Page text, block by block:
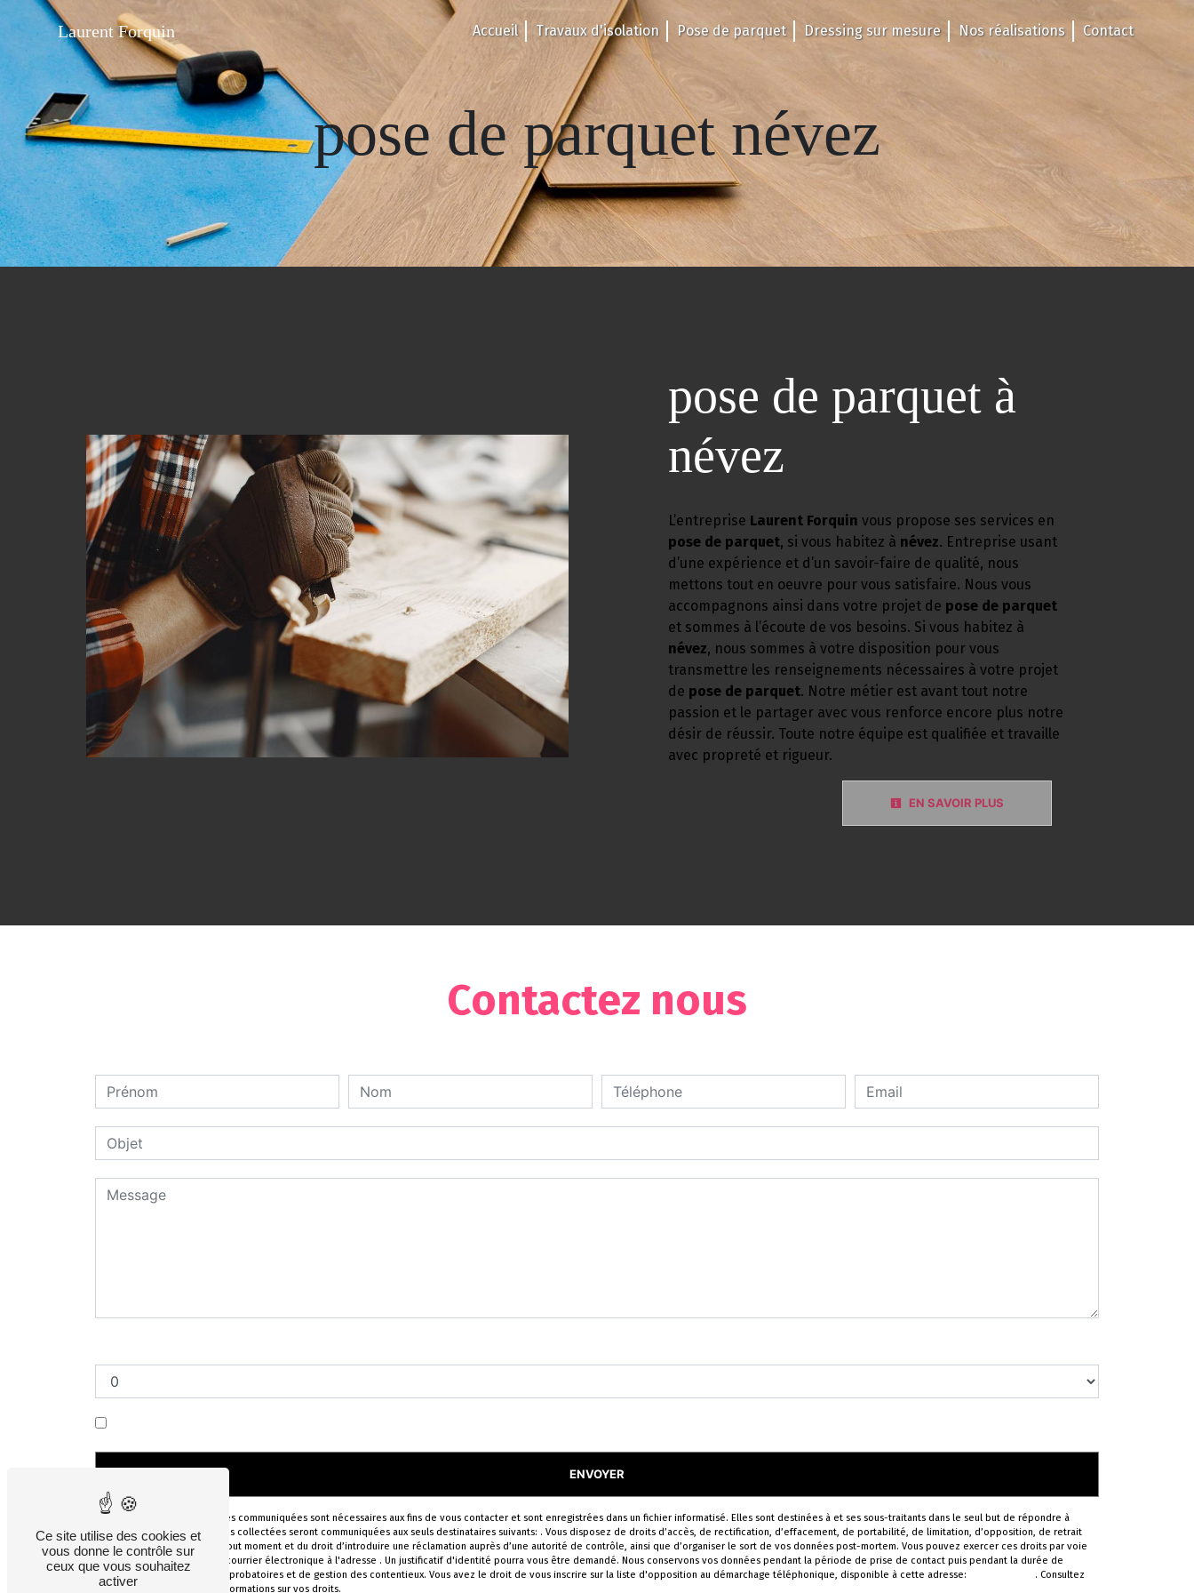
Laurent Forquin Accueil Travaux d'isolation Pose de parquet Dressing sur mesure Nos réalisations Contact
pose de parquet névez
pose de parquet à
névez
L’entreprise Laurent Forquin vous propose ses services en
pose de parquet, si vous habitez à névez. Entreprise usant
d’une expérience et d’un savoir-faire de qualité, nous
mettons tout en oeuvre pour vous satisfaire. Nous vous
accompagnons ainsi dans votre projet de pose de parquet
et sommes à l’écoute de vos besoins. Si vous habitez à
névez, nous sommes à votre disposition pour vous
transmettre les renseignements nécessaires à votre projet
de pose de parquet. Notre métier est avant tout notre
passion et le partager avec vous renforce encore plus notre
désir de réussir. Toute notre équipe est qualifiée et travaille
avec propreté et rigueur.
EN SAVOIR PLUS
Contactez nous
ENVOYER
** Les données personnelles communiquées sont nécessaires aux fins de vous contacter et sont enregistrées dans un fichier informatisé. Elles sont destinées à et ses sous-traitants dans le seul but de répondre à
votre message. Les données collectées seront communiquées aux seuls destinataires suivants: . Vous disposez de droits d’accès, de rectification, d’effacement, de portabilité, de limitation, d’opposition, de retrait
de votre consentement à tout moment et du droit d’introduire une réclamation auprès d’une autorité de contrôle, ainsi que d’organiser le sort de vos données post-mortem. Vous pouvez exercer ces droits par voie
postale à l'adresse ou par courrier électronique à l'adresse . Un justificatif d'identité pourra vous être demandé. Nous conservons vos données pendant la période de prise de contact puis pendant la durée de
prescription légale aux fins probatoires et de gestion des contentieux. Vous avez le droit de vous inscrire sur la liste d'opposition au démarchage téléphonique, disponible à cette adresse:
. Consultez
le site cnil.fr pour plus d’informations sur vos droits.
Panneau de gestion des cookies
Ce site utilise des cookies et
vous donne le contrôle sur
ceux que vous souhaitez
activer